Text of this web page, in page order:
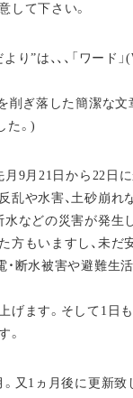
して下さい。
り”は、、、「ワード
削ぎ落した簡潔な文
た。)
月9月21日から22日
乱や水害、土砂崩れ
水などの災害が発生
方もいますし、未だ
・断水被害や避難生
げます。そして1日
。
又1ヵ月後に更新致